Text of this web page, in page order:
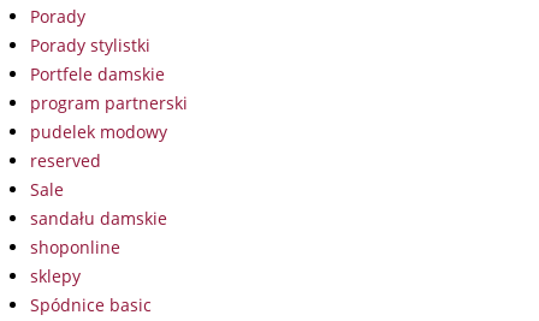
Porady
Porady stylistki
Portfele damskie
program partnerski
pudelek modowy
reserved
Sale
sandału damskie
shoponline
sklepy
Spódnice basic